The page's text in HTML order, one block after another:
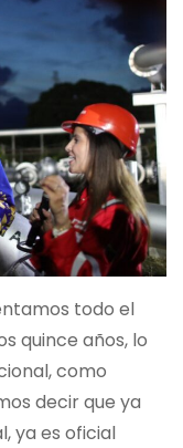
todo el
quince años, lo
como
decir que ya
ya es oficial